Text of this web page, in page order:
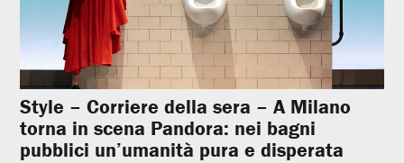
Style – Corriere della sera – A Milano
torna in scena Pandora: nei bagni
pubblici un’umanità pura e disperata